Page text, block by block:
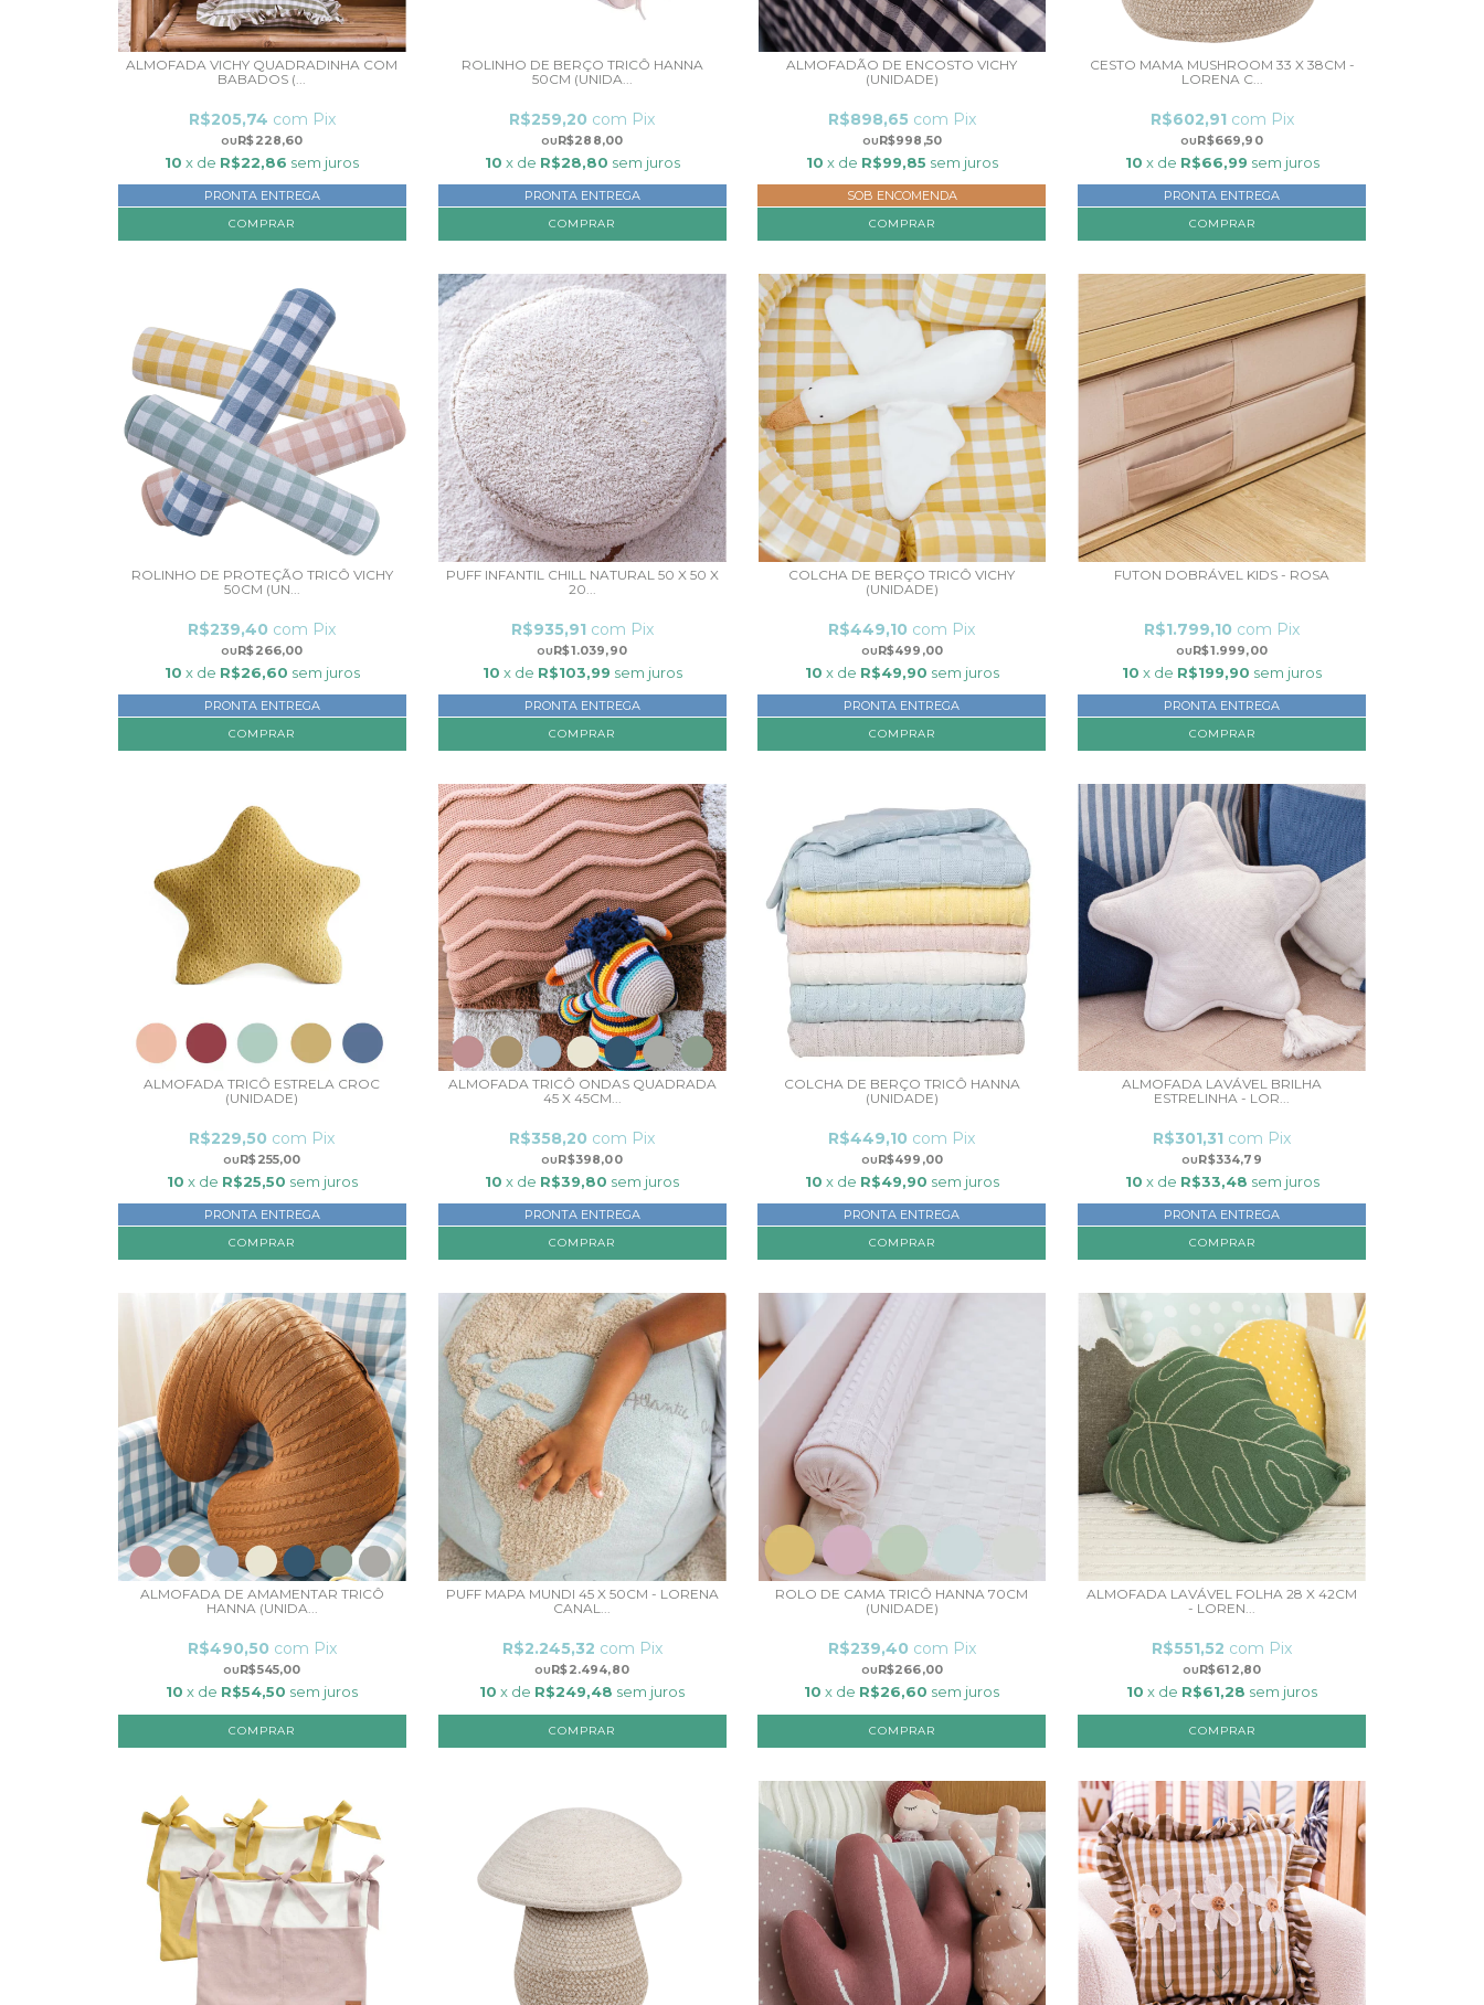
ALMOFADA VICHY QUADRADINHA COM
BABADOS (...
R$228,60
R$205,74 com Pix
10 x de R$22,86 sem juros
PRONTA ENTREGA
COMPRAR
ROLINHO DE BERÇO TRICÔ HANNA
50CM (UNIDA...
R$288,00
R$259,20 com Pix
10 x de R$28,80 sem juros
PRONTA ENTREGA
COMPRAR
ALMOFADÃO DE ENCOSTO VICHY
(UNIDADE)
R$998,50
R$898,65 com Pix
10 x de R$99,85 sem juros
SOB ENCOMENDA
COMPRAR
CESTO MAMA MUSHROOM 33 X 38CM -
LORENA C...
R$669,90
R$602,91 com Pix
10 x de R$66,99 sem juros
PRONTA ENTREGA
ROLINHO DE PROTEÇÃO TRICÔ VICHY
50CM (UN...
R$266,00
R$239,40 com Pix
10 x de R$26,60 sem juros
PRONTA ENTREGA
COMPRAR
PUFF INFANTIL CHILL NATURAL 50 X 50 X
20...
R$1.039,90
R$935,91 com Pix
10 x de R$103,99 sem juros
PRONTA ENTREGA
COLCHA DE BERÇO TRICÔ VICHY
(UNIDADE)
R$499,00
R$449,10 com Pix
10 x de R$49,90 sem juros
PRONTA ENTREGA
COMPRAR
FUTON DOBRÁVEL KIDS - ROSA
R$1.999,00
R$1.799,10 com Pix
10 x de R$199,90 sem juros
PRONTA ENTREGA
COMPRAR
ALMOFADA TRICÔ ESTRELA CROC
(UNIDADE)
R$255,00
R$229,50 com Pix
10 x de R$25,50 sem juros
PRONTA ENTREGA
COMPRAR
ALMOFADA TRICÔ ONDAS QUADRADA
45 X 45CM...
R$398,00
R$358,20 com Pix
10 x de R$39,80 sem juros
PRONTA ENTREGA
COMPRAR
COLCHA DE BERÇO TRICÔ HANNA
(UNIDADE)
R$499,00
R$449,10 com Pix
10 x de R$49,90 sem juros
PRONTA ENTREGA
COMPRAR
ALMOFADA LAVÁVEL BRILHA
ESTRELINHA - LOR...
R$334,79
R$301,31 com Pix
10 x de R$33,48 sem juros
PRONTA ENTREGA
COMPRAR
ALMOFADA DE AMAMENTAR TRICÔ
HANNA (UNIDA...
R$545,00
R$490,50 com Pix
10 x de R$54,50 sem juros
COMPRAR
PUFF MAPA MUNDI 45 X 50CM - LORENA
CANAL...
R$2.494,80
R$2.245,32 com Pix
10 x de R$249,48 sem juros
ROLO DE CAMA TRICÔ HANNA 70CM
(UNIDADE)
R$266,00
R$239,40 com Pix
10 x de R$26,60 sem juros
COMPRAR
ALMOFADA LAVÁVEL FOLHA 28 X 42CM
- LOREN...
R$612,80
R$551,52 com Pix
10 x de R$61,28 sem juros